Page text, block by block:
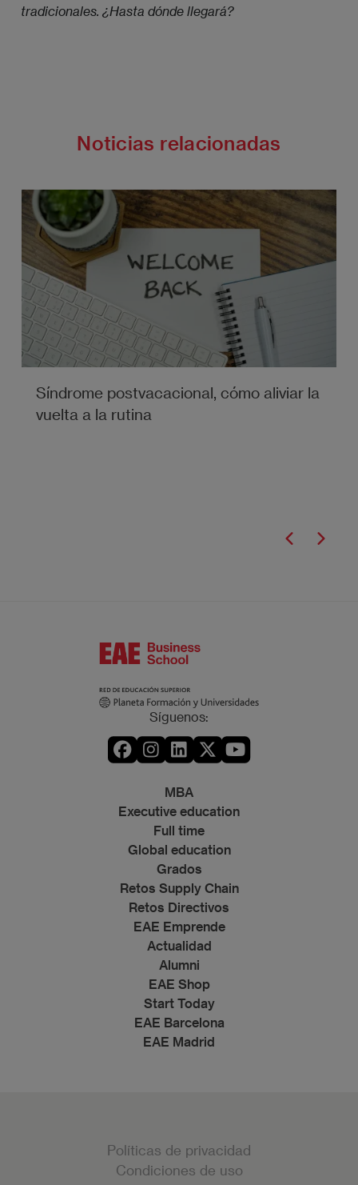
tradicionales. ¿Hasta dónde llegará?
Noticias relacionadas
Síndrome postvacacional, cómo aliviar la
vuelta a la rutina
Síguenos:
MBA
Executive education
Full time
Global education
Grados
Retos Supply Chain
Retos Directivos
EAE Emprende
Actualidad
Alumni
EAE Shop
Start Today
EAE Barcelona
EAE Madrid
Políticas de privacidad
Condiciones de uso